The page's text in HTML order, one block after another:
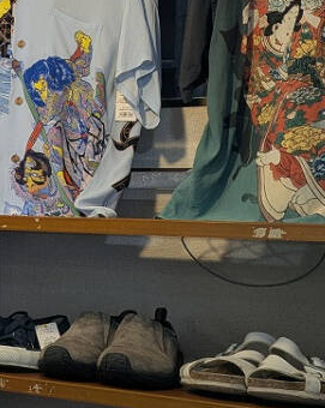
2012(310)
2011(385)
2010(256)
2009(1024)
2008(170)